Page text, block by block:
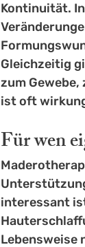
Kontinuität.
Gleichzeitig
zum
ist oft
Für wen
interessant
Lebensweise